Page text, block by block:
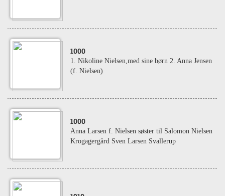
1000
1. Nikoline Nielsen,med sine børn 2. Anna Jensen
(f. Nielsen)
1000
Anna Larsen f. Nielsen søster til Salomon Nielsen
Krogagergård Sven Larsen Svallerup